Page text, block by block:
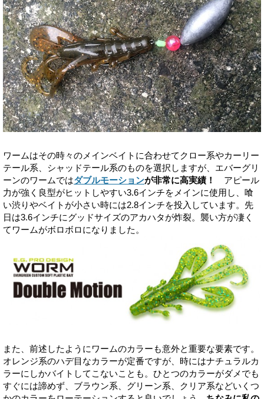
ワームはその時々のメインベイトに合わせてクロー系やカーリー
テール系、シャッドテール系のものを選択しますが、エバーグリ
ーンのワームではダブルモーションが非常に高実績！
アピール
力が強く良型がヒットしやすい3.6インチをメインに使用し、喰
い渋りやベイトが小さい時には2.8インチを投入しています。先
日は3.6インチにグッドサイズのアカハタが炸裂。襲い方が凄く
てワームがボロボロになりました。
また、前述したようにワームのカラーも意外と重要な要素です。
オレンジ系のハデ目なカラーが定番ですが、時にはナチュラルカ
ラーにしかバイトしてこないことも。ひとつのカラーがダメでも
すぐには諦めず、ブラウン系、グリーン系、クリア系などいくつ